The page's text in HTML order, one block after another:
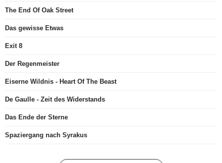
The End Of Oak Street
Das gewisse Etwas
Exit 8
Der Regenmeister
Eiserne Wildnis - Heart Of The Beast
De Gaulle - Zeit des Widerstands
Das Ende der Sterne
Spaziergang nach Syrakus